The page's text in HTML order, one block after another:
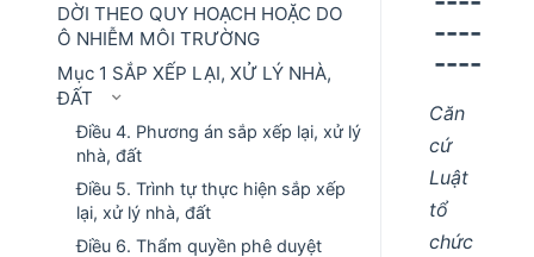
DỜI THEO QUY HOẠCH HOẶC DO
Ô NHIỄM MÔI TRƯỜNG
Mục 1 SẮP XẾP LẠI, XỬ LÝ NHÀ,
ĐẤT
Điều 4. Phương án sắp xếp lại, xử lý
nhà, đất
Điều 5. Trình tự thực hiện sắp xếp
lại, xử lý nhà, đất
Điều 6. Thẩm quyền phê duyệt
----
----
Căn
cứ
Luật
tổ
chức